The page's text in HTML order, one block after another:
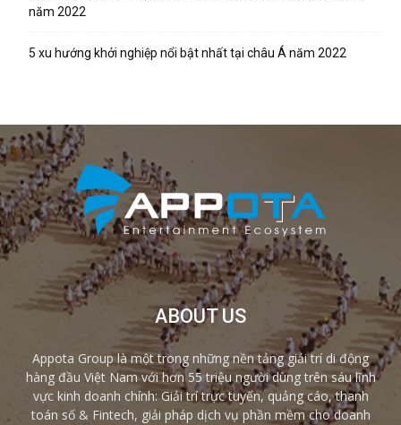
năm 2022
5 xu hướng khởi nghiệp nổi bật nhất tại châu Á năm 2022
ABOUT US
Appota Group là một trong những nền tảng giải trí di động
hàng đầu Việt Nam với hơn 55 triệu người dùng trên sáu lĩnh
vực kinh doanh chính: Giải trí trực tuyến, quảng cáo, thanh
toán số & Fintech, giải pháp dịch vụ phần mềm cho doanh